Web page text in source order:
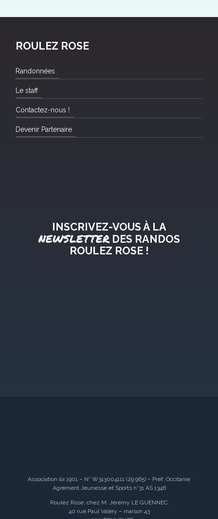
ROULEZ ROSE
Randonnées
Le staff
Contactez-nous !
Devenir Partenaire
INSCRIVEZ-VOUS À LA
NEWSLETTERDES RANDOS
ROULEZ ROSE !
Association loi 1901 – N° W313004111 (29 965) – Pref. Occitanie
Agrément Jeunesse et Sports n°31 AS 1346
Roulez Rose, chez M. Jérémy LE GUENNEC
40 rue Paul Valéry – maison 43